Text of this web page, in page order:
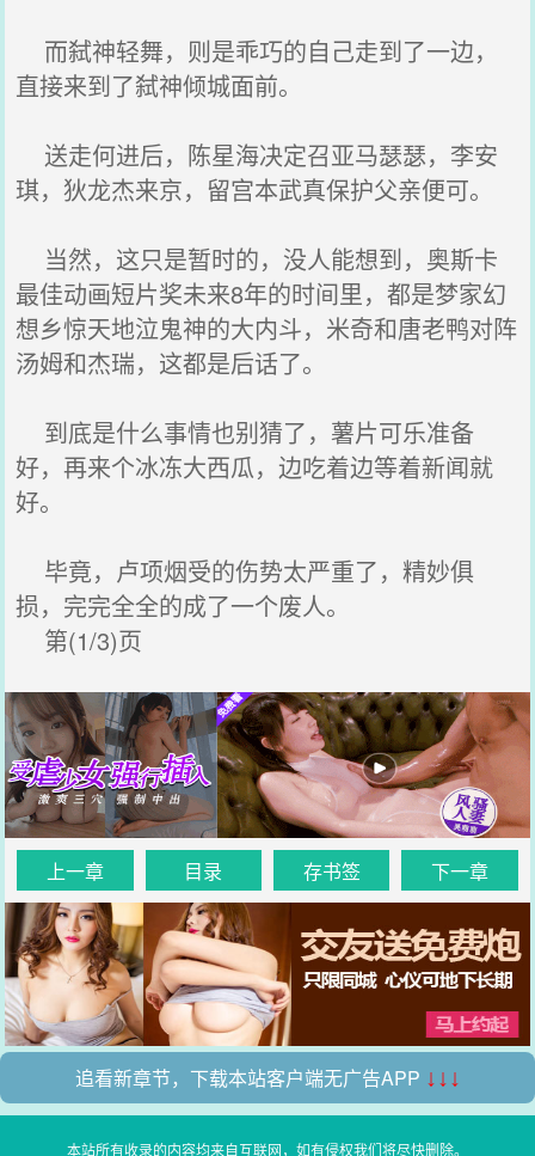
而弑神轻舞，则是乖巧的自己走到了一边，
直接来到了弑神倾城面前。
送走何进后，陈星海决定召亚马瑟瑟，李安
琪，狄龙杰来京，留宫本武真保护父亲便可。
当然，这只是暂时的，没人能想到，奥斯卡
最佳动画短片奖未来8年的时间里，都是梦家幻
想乡惊天地泣鬼神的大内斗，米奇和唐老鸭对阵
汤姆和杰瑞，这都是后话了。
到底是什么事情也别猜了，薯片可乐准备
好，再来个冰冻大西瓜，边吃着边等着新闻就
好。
毕竟，卢项烟受的伤势太严重了，精妙俱
损，完完全全的成了一个废人。
第(1/3)页
上一章 目录 存书签 下一章
追看新章节，下载本站客户端无广告APP ↓↓↓
本站所有收录的内容均来自互联网，如有侵权我们将尽快删除。